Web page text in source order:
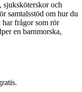
sjuksköterskor och
samtalsstöd om hur du
frågor som rör
en barnmorska,